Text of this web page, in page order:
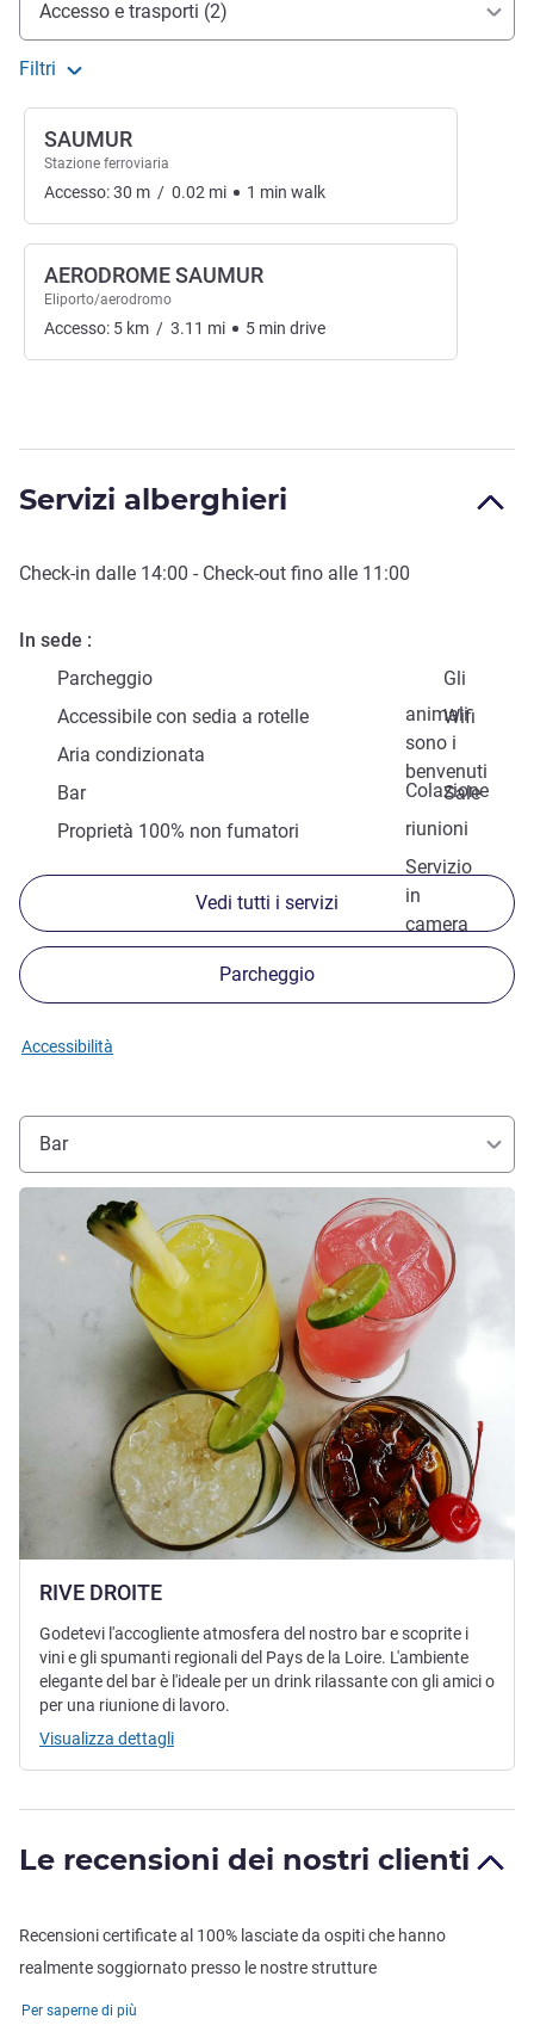
Accesso e trasporti (2)
Filtri
SAUMUR
Stazione ferroviaria
Accesso:30 m / 0.02 mi 1 min walk
AERODROME SAUMUR
Eliporto/aerodromo
Accesso: 5 km / 3.11 mi 5 min drive
Servizi alberghieri
Check-in dalle 14:00 - Check-out fino alle 11:00
In sede
Parcheggio
Gli
animali
sono i
benvenuti
Accessibile con sedia a rotelle
Wifi
Aria condizionata
Colazione
Bar
Sale
riunioni
Proprietà 100% non fumatori
Servizio
in
camera
Vedi tutti i servizi
Parcheggio
Accessibilità
Bar
RIVE DROITE
Visualizza dettagli
Godetevi l'accogliente atmosfera del nostro bar e scoprite i
vini e gli spumanti regionali del Pays de la Loire. L'ambiente
elegante del bar è l'ideale per un drink rilassante con gli amici o
per una riunione di lavoro.
Visualizza dettagli
Le recensioni dei nostri clienti
Recensioni certificate al 100% lasciate da ospiti che hanno
realmente soggiornato presso le nostre strutture
Per saperne di più